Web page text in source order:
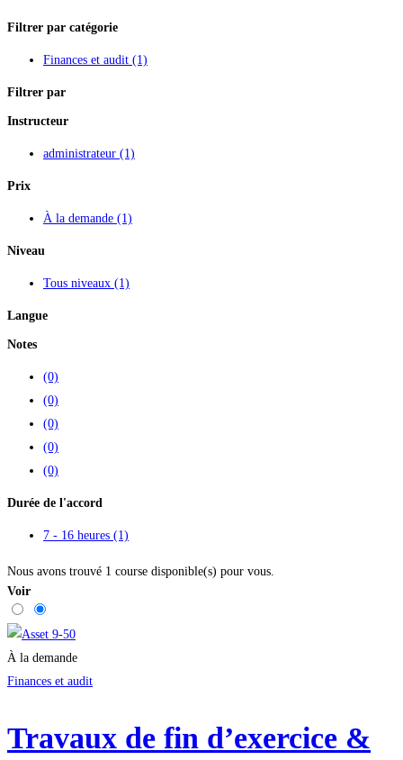
Filtrer par catégorie
Finances et audit (1)
Filtrer par
Instructeur
administrateur (1)
Prix
À la demande (1)
Niveau
Tous niveaux (1)
Langue
Notes
(0)
(0)
(0)
(0)
(0)
Durée de l'accord
7 - 16 heures (1)
Nous avons trouvé 1 course disponible(s) pour vous.
Voir
À la demande
Finances et audit
Travaux de fin d’exercice &